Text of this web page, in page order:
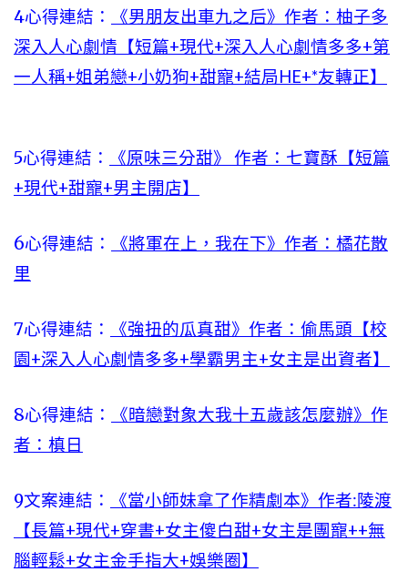
4心得連結：
《男朋友出車九之后》作者：柚子多
深入人心劇情【短篇+現代+深入人心劇情多多+第
一人稱+姐弟戀+小奶狗+甜寵+結局HE+*友轉正】
5心得連結：
《原味三分甜》 作者：七寶酥【短篇
+現代+甜寵+男主開店】
6心得連結：
《將軍在上，我在下》作者：橘花散
里
7心得連結：
《強扭的瓜真甜》作者：偷馬頭【校
園+深入人心劇情多多+學霸男主+女主是出資者】
8心得連結：
《暗戀對象大我十五歲該怎麼辦》作
者：槙日
9文案連結：
《當小師妹拿了作精劇本》作者:陵渡
【長篇+現代+穿書+女主傻白甜+女主是團寵++無
腦輕鬆+女主金手指大+娛樂圈】